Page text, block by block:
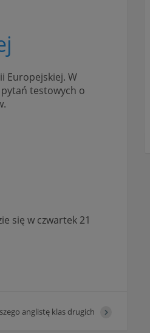
Europejskiej. W
pytań testowych o
się w czwartek 21
anglistę klas drugich